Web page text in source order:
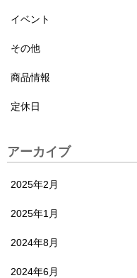
イベント
その他
商品情報
定休日
アーカイブ
2025年2月
2025年1月
2024年8月
2024年6月